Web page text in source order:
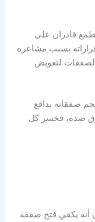
قادران على
بسبب مشاعره
لتعويض
صفقاته بدافع
ضده، فخسر كل
أنه يكفي فتح صفقة